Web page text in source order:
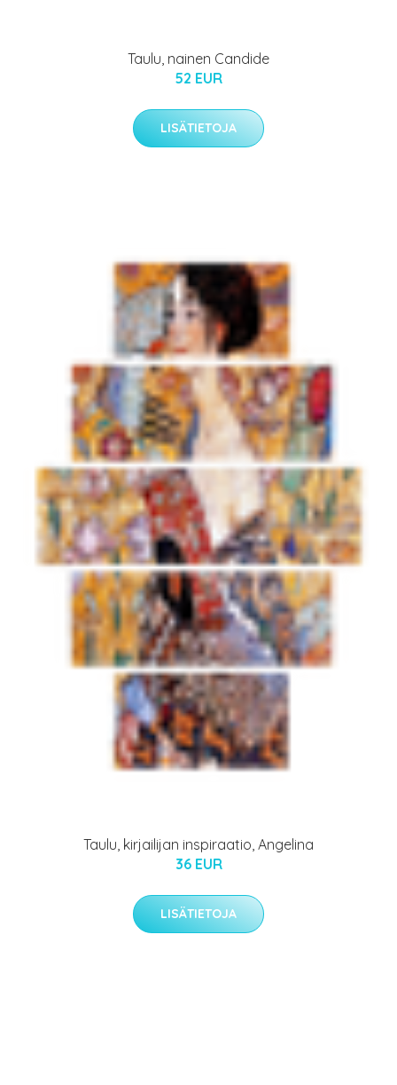
Taulu, nainen Candide
52 EUR
LISÄTIETOJA
Taulu, kirjailijan inspiraatio, Angelina
36 EUR
LISÄTIETOJA